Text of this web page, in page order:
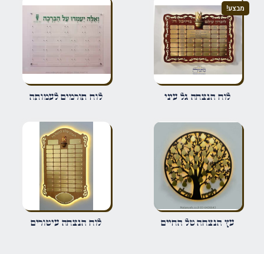
הביקורת שלך*
שם*
אימייל*
שמור בדפדפן זה את השם, האימייל והאתר שלי לפעם הבאה שאגיב.
מבצע!
לוח הנצחה גל עיני לוח תורמים לעמותה
עץ הנצחה טל החיים לוח הנצחה עיטורים